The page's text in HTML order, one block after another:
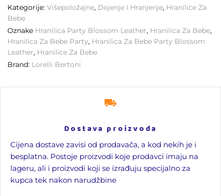
Kategorije: Višepoložajne, Dojenje I Hranjenje, Hranilice Za
Bebe
Oznake Hranilica Party Blossom Leather, Hranilica Za Bebe,
Hranilica Za Bebe Party, Hranilica Za Bebe Party Blossom
Leather, Hranilice Za Bebe
Brand: Lorelli Bertoni
Dostava proizvoda
Cijena dostave zavisi od prodavača, a kod nekih je i
besplatna. Postoje proizvodi koje prodavci imaju na
lageru, ali i proizvodi koji se izrađuju specijalno za
kupca tek nakon narudžbine